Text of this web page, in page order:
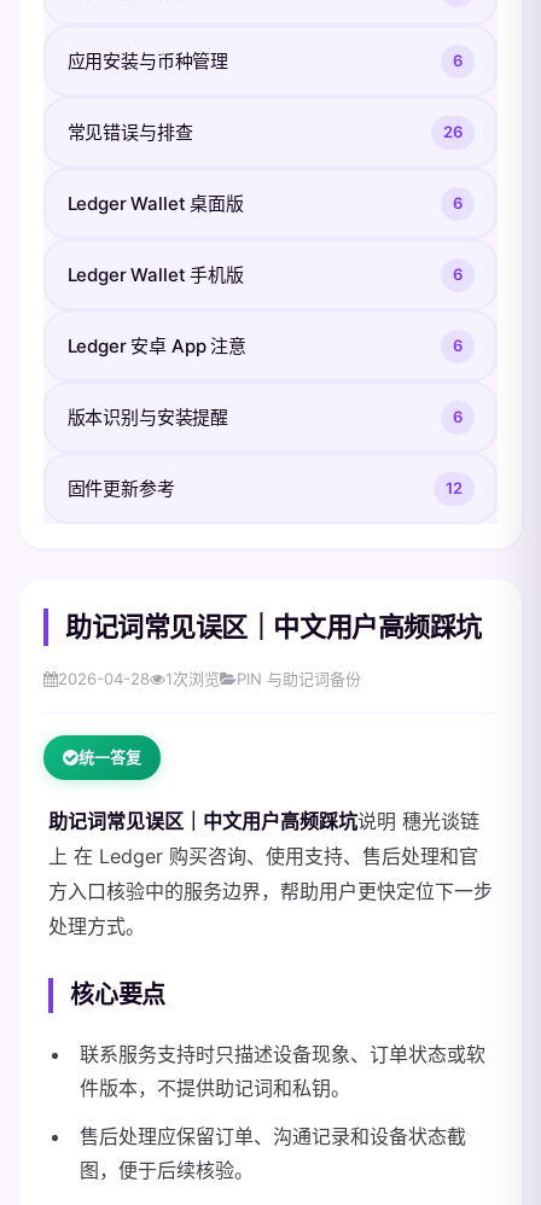
应用安装与币种管理 6
常见错误与排查 26
Ledger Wallet 桌面版 6
Ledger Wallet 手机版 6
Ledger 安卓 App 注意 6
版本识别与安装提醒 6
固件更新参考 12
助记词常见误区｜中文用户高频踩坑
2026-04-28 1次浏览 PIN 与助记词备份
统一答复
助记词常见误区｜中文用户高频踩坑说明 穗光谈链
上 在 Ledger 购买咨询、使用支持、售后处理和官
方入口核验中的服务边界，帮助用户更快定位下一步
处理方式。
核心要点
联系服务支持时只描述设备现象、订单状态或软
件版本，不提供助记词和私钥。
售后处理应保留订单、沟通记录和设备状态截
图，便于后续核验。